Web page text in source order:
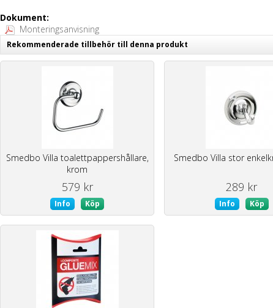
Dokument:
Monteringsanvisning
Rekommenderade tillbehör till denna produkt
Smedbo Villa toalettpappershållare,
krom
579 kr
Info Köp
Smedbo Villa stor
289 kr
Info Köp